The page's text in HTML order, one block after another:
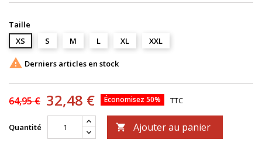
Taille
XS
S M L XL XXL
 Derniers articles en stock
64,95 € 32,48 € Économisez 50% TTC
Quantité  Ajouter au panier